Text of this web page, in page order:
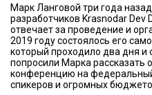
Марк Ланговой три года
разработчиков Krasnodar Dev
отвечает за проведение и
2019 году состоялось его
который проходило два дня и
попросили Марка рассказать
конференцию на
спикеров и огромных